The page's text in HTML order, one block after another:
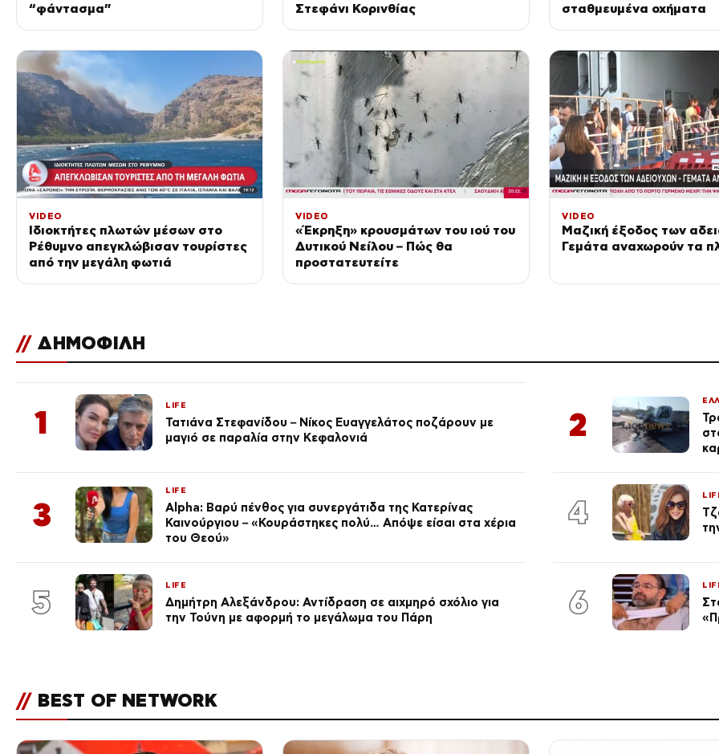
“φάντασμα”
Στεφάνι Κορινθίας
σταθμευμένα οχήματα
VIDEO
Ιδιοκτήτες πλωτών μέσων στο
Ρέθυμνο απεγκλώβισαν τουρίστες
από την μεγάλη φωτιά
VIDEO
«Έκρηξη» κρουσμάτων του ιού του
Δυτικού Νείλου – Πώς θα
προστατευτείτε
VIDEO
Μαζική έξοδος των
Γεμάτα αναχωρούν τα
// ΔΗΜΟΦΙΛΗ
1 LIFE
Τατιάνα Στεφανίδου – Νίκος Ευαγγελάτος ποζάρουν με
μαγιό σε παραλία στην Κεφαλονιά
2
3
LIFE
Alpha: Βαρύ πένθος για συνεργάτιδα της Κατερίνας
Καινούργιου – «Κουράστηκες πολύ… Απόψε είσαι στα χέρια
του Θεού»
4
5 LIFE
Δημήτρη Αλεξάνδρου: Αντίδραση σε αιχμηρό σχόλιο για
την Τούνη με αφορμή το μεγάλωμα του Πάρη
6
// BEST OF NETWORK